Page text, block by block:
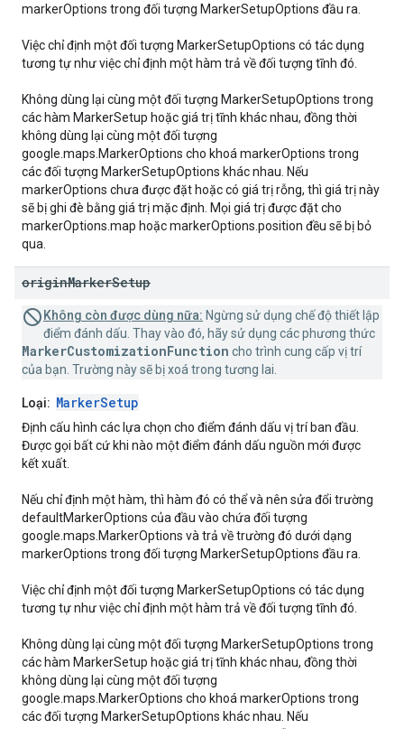
markerOptions trong đối tượng MarkerSetupOptions đầu ra.
Việc chỉ định một đối tượng MarkerSetupOptions có tác dụng
tương tự như việc chỉ định một hàm trả về đối tượng tĩnh đó.
Không dùng lại cùng một đối tượng MarkerSetupOptions trong
các hàm MarkerSetup hoặc giá trị tĩnh khác nhau, đồng thời
không dùng lại cùng một đối tượng
google.maps.MarkerOptions cho khoá markerOptions trong
các đối tượng MarkerSetupOptions khác nhau. Nếu
markerOptions chưa được đặt hoặc có giá trị rỗng, thì giá trị này
sẽ bị ghi đè bằng giá trị mặc định. Mọi giá trị được đặt cho
markerOptions.map hoặc markerOptions.position đều sẽ bị bỏ
qua.
originMarkerSetup
Không còn được dùng nữa: Ngừng sử dụng chế độ thiết lập
điểm đánh dấu. Thay vào đó, hãy sử dụng các phương thức
MarkerCustomizationFunction cho trình cung cấp vị trí
của bạn. Trường này sẽ bị xoá trong tương lai.
Loại: MarkerSetup
Định cấu hình các lựa chọn cho điểm đánh dấu vị trí ban đầu.
Được gọi bất cứ khi nào một điểm đánh dấu nguồn mới được
kết xuất.
Nếu chỉ định một hàm, thì hàm đó có thể và nên sửa đổi trường
defaultMarkerOptions của đầu vào chứa đối tượng
google.maps.MarkerOptions và trả về trường đó dưới dạng
markerOptions trong đối tượng MarkerSetupOptions đầu ra.
Việc chỉ định một đối tượng MarkerSetupOptions có tác dụng
tương tự như việc chỉ định một hàm trả về đối tượng tĩnh đó.
Không dùng lại cùng một đối tượng MarkerSetupOptions trong
các hàm MarkerSetup hoặc giá trị tĩnh khác nhau, đồng thời
không dùng lại cùng một đối tượng
google.maps.MarkerOptions cho khoá markerOptions trong
các đối tượng MarkerSetupOptions khác nhau. Nếu